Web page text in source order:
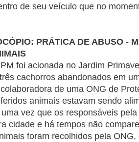
de seu veículo que no
PRÁTICA DE ABUSO -
foi acionada no Jardim
cachorros abandonados em
de uma ONG de
animais estavam sendo
vez que os responsáveis
cidade e há tempos não
foram recolhidos pela